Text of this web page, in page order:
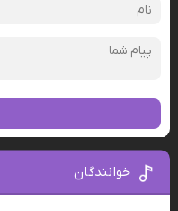
خوانندگان